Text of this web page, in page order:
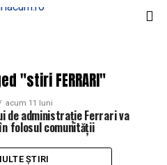
"stiri FERRARI"
acum 11 luni
de administrație Ferrari va
folosul comunității
ȘTIRI